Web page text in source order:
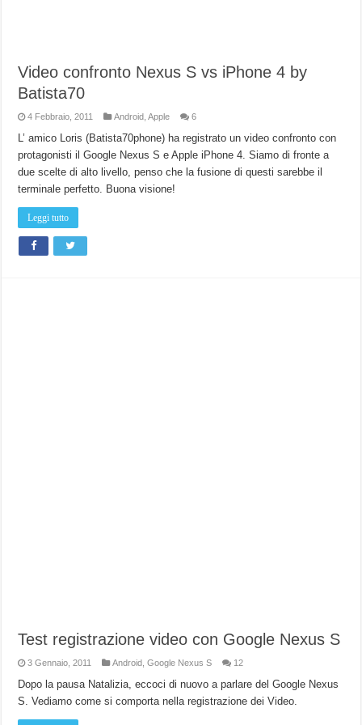
Video confronto Nexus S vs iPhone 4 by
Batista70
4 Febbraio, 2011 Android ,Apple 6
L’ amico Loris (Batista70phone) ha registrato un video confronto con
protagonisti il Google Nexus S e Apple iPhone 4. Siamo di fronte a
due scelte di alto livello, penso che la fusione di questi sarebbe il
terminale perfetto. Buona visione!
Leggi tutto
Test registrazione video con Google Nexus S
3 Gennaio, 2011 Android,Google Nexus S 12
Dopo la pausa Natalizia, eccoci di nuovo a parlare del Google Nexus
S. Vediamo come si comporta nella registrazione dei Video.